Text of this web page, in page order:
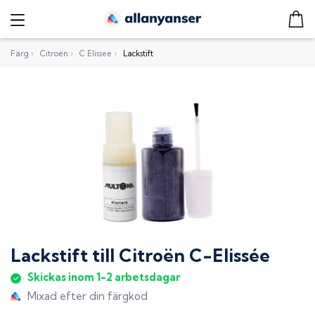
Färg › Citroën › C Elissee › Lackstift
Lackstift till Citroën C-Elissée
Skickas inom 1-2 arbetsdagar
Mixad efter din färgkod